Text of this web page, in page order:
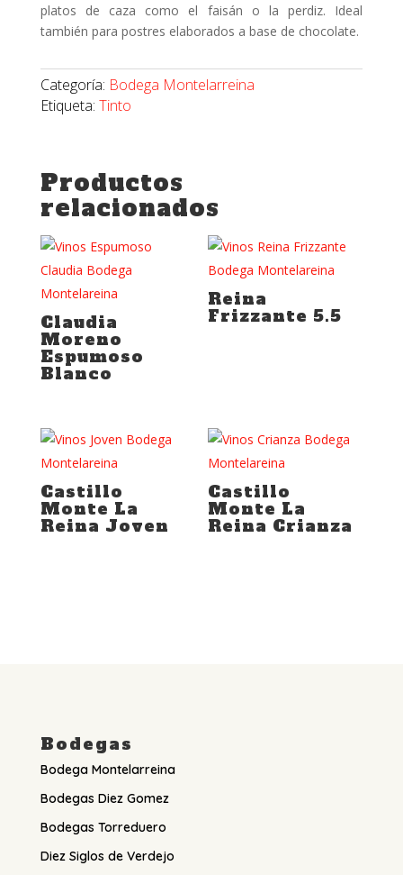
platos de caza como el faisán o la perdiz. Ideal
también para postres elaborados a base de chocolate.
Categoría: Bodega Montelarreina
Etiqueta: Tinto
Productos
relacionados
Claudia
Moreno
Espumoso
Blanco
Reina
Frizzante 5.5
Castillo
Monte La
Reina Joven
Castillo
Monte La
Reina Crianza
Bodegas
Bodega Montelarreina
Bodegas Diez Gomez
Bodegas Torreduero
Diez Siglos de Verdejo